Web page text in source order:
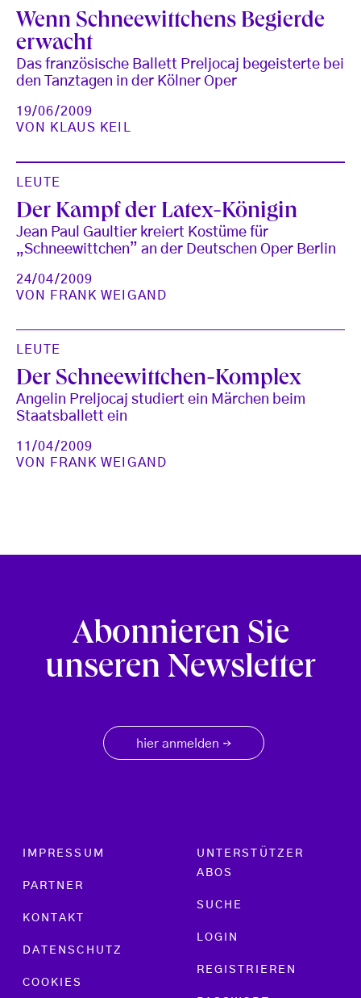
Wenn Schneewittchens Begierde
erwacht
Das französische Ballett Preljocaj begeisterte bei
den Tanztagen in der Kölner Oper
19/06/2009
VON
KLAUS KEIL
LEUTE
Der Kampf der Latex-Königin
Jean Paul Gaultier kreiert Kostüme für
„Schneewittchen” an der Deutschen Oper Berlin
24/04/2009
VON
FRANK WEIGAND
LEUTE
Der Schneewittchen-Komplex
Angelin Preljocaj studiert ein Märchen beim
Staatsballett ein
11/04/2009
VON
FRANK WEIGAND
Abonnieren Sie
unseren Newsletter
hier anmelden →
Footer menu
IMPRESSUM
PARTNER
KONTAKT
DATENSCHUTZ
COOKIES
UNTERSTÜTZER
ABOS
SUCHE
LOGIN
REGISTRIEREN